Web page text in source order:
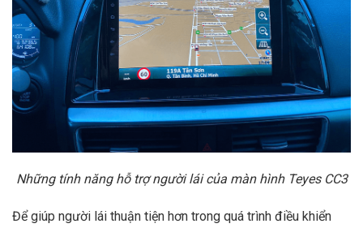
Những tính năng hỗ trợ người lái của màn hình Teyes CC3
Để giúp người lái thuận tiện hơn trong quá trình điều khiển